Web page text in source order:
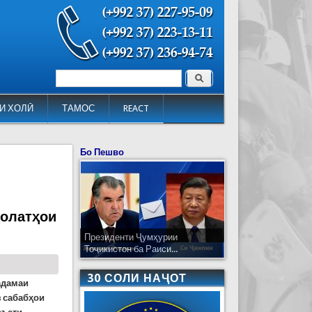
ХОЛӢ ТАМОС REACT
Форма поиска Поиск
Бо Пешво
Президенти Ҷумҳурии
Тоҷикистон ба Раиси...
30 СОЛИ НАҶОТ